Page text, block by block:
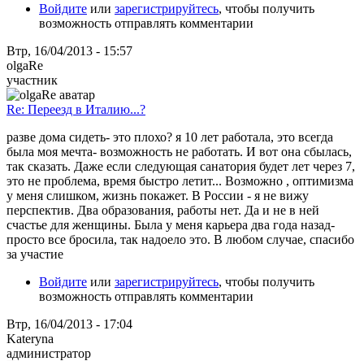
Войдите или зарегистрируйтесь, чтобы получить
возможность отправлять комментарии
Втр, 16/04/2013 - 15:57
olgaRe
участник
Re: Переезд в Италию...?
разве дома сидеть- это плохо? я 10 лет работала, это всегда
была моя мечта- возможность не работать. И вот она сбылась,
так сказать. Даже если следующая санатория будет лет через 7,
это не проблема, время быстро летит... Возможно , оптимизма
у меня слишком, жизнь покажет. В России - я не вижу
перспектив. Два образования, работы нет. Да и не в ней
счастье для женщины. Была у меня карьера два года назад-
просто все бросила, так надоело это. В любом случае, спасибо
за участие
Войдите или зарегистрируйтесь, чтобы получить
возможность отправлять комментарии
Втр, 16/04/2013 - 17:04
Kateryna
администратор